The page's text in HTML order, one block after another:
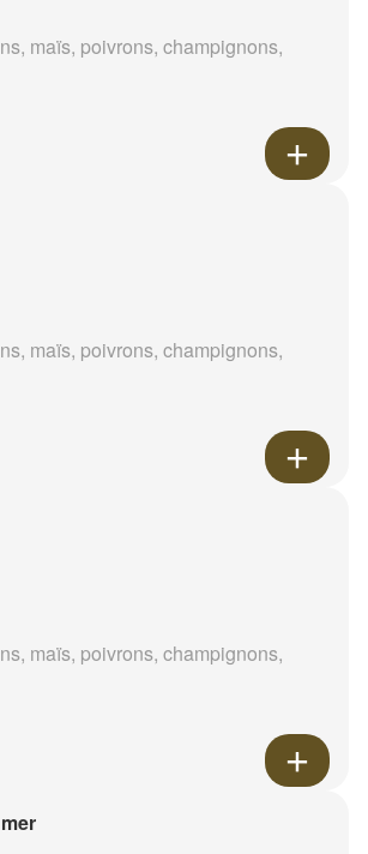
maïs, poivrons, champignons,
maïs, poivrons, champignons,
maïs, poivrons, champignons,